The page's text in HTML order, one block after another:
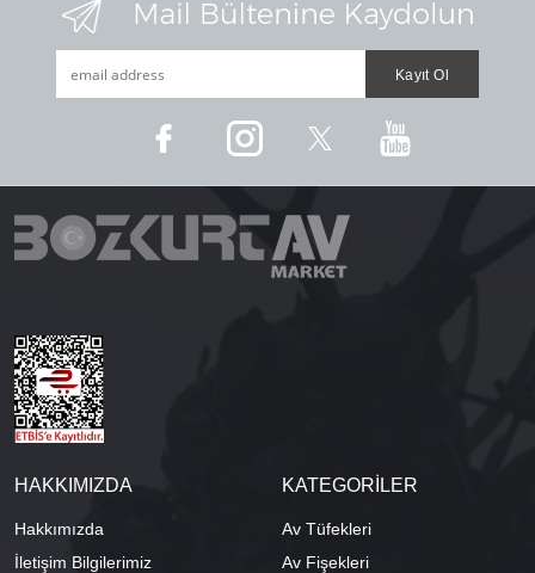
HAKKIMIZDA
Hakkımızda
İletişim Bilgilerimiz
KATEGORİLER
Av Tüfekleri
Av Fişekleri